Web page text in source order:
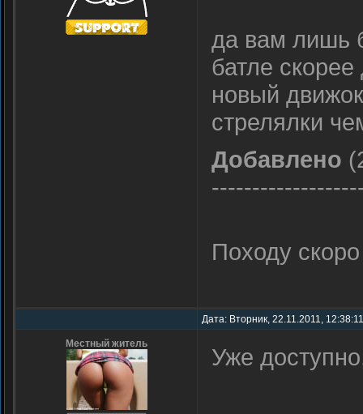
да вам лишь
батле
новый
стрелялки
Добавлено
Походу
Дата: Вторник, 22.11.2011,
Местный житель Уже